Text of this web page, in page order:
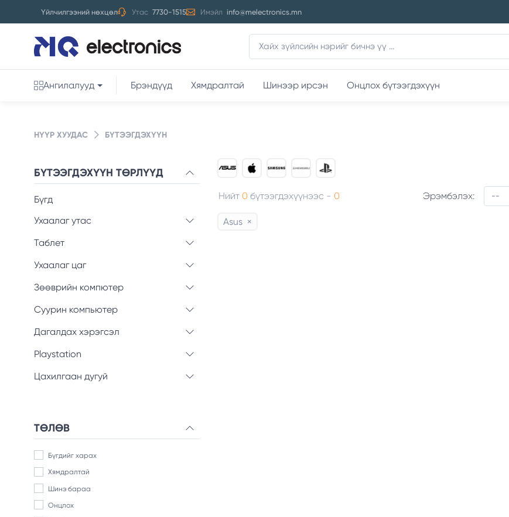
Утас 7730-1515 Имэйл info@melectronics.mn
Үйлчилгээний нөхцөл
Ангилалууд Брэндүүд Хямдралтай Шинээр ирсэн Онцлох бүтээгдэхүүн
НҮҮР ХУУДАС БҮТЭЭГДЭХҮҮН
БҮТЭЭГДЭХҮҮН ТӨРЛҮҮД
Бүгд
Ухаалаг утас
Таблет
Ухаалаг цаг
Зөөврийн компютер
Суурин компьютер
Дагалдах хэрэгсэл
Playstation
Цахилгаан дугуй
ТӨЛӨВ
Бүгдийг харах
Хямдралтай
Шинэ бараа
Онцлох
Нийт 0 бүтээгдэхүүнээс - 0 Эрэмбэлэх:
Asus ×